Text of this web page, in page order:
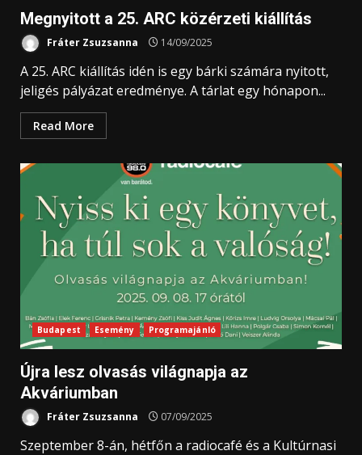
Megnyitott a 25. ARC közérzeti kiállítás
Fráter Zsuzsanna 14/09/2025
A 25. ARC kiállítás idén is egy bárki számára nyitott,
jeligés pályázat eredménye. A tárlat egy hónapon...
Read More
Budapest Esemény Programajánló
Újra lesz olvasás világnapja az
Akváriumban
Fráter Zsuzsanna 07/09/2025
Szeptember 8-án, hétfőn a radiocafé és a Kultúrnasi